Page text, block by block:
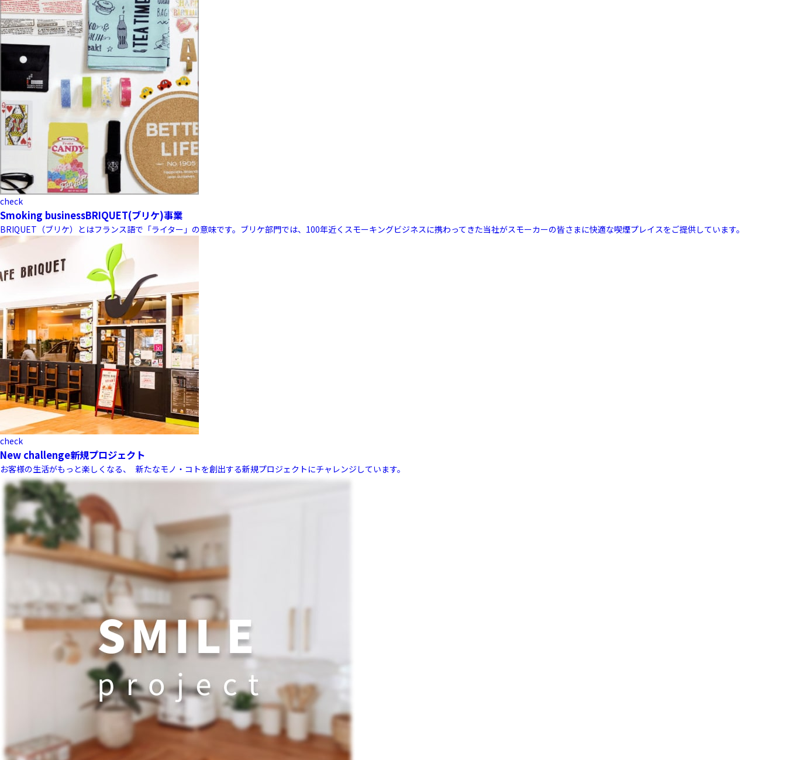
check
Smoking businessBRIQUET(ブリケ)事業
BRIQUET（ブリケ）とはフランス語で「ライター」の意味です。ブリケ部門では、100年近くスモーキングビジネスに携わってきた当社がスモーカーの皆さまに快適な喫煙プレイスをご提供しています。
check
New challenge新規プロジェクト
お客様の生活がもっと楽しくなる、 新たなモノ・コトを創出する新規プロジェクトにチャレンジしています。